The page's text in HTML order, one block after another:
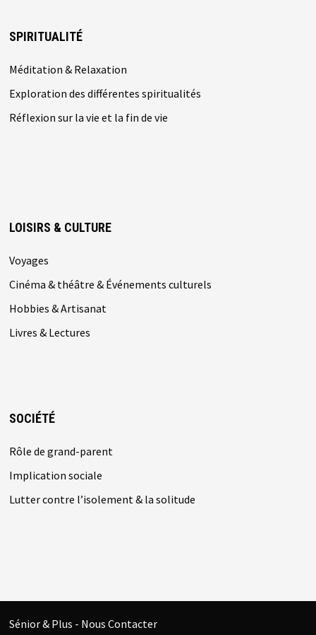
SPIRITUALITÉ
Méditation & Relaxation
Exploration des différentes spiritualités
Réflexion sur la vie et la fin de vie
LOISIRS & CULTURE
Voyages
Cinéma & théâtre & Événements culturels
Hobbies & Artisanat
Livres & Lectures
SOCIÉTÉ
Rôle de grand-parent
Implication sociale
Lutter contre l’isolement & la solitude
Sénior & Plus - Nous Contacter